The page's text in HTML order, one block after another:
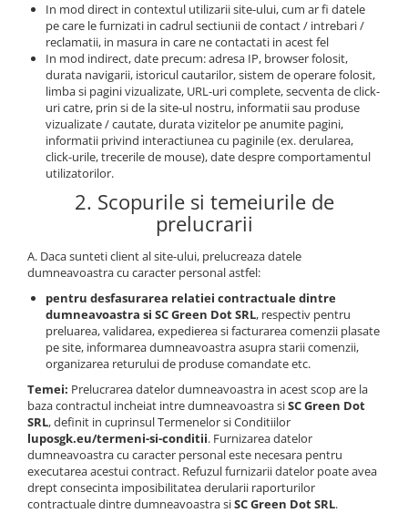
In mod direct in contextul utilizarii site-ului, cum ar fi datele
pe care le furnizati in cadrul sectiunii de contact / intrebari /
reclamatii, in masura in care ne contactati in acest fel
In mod indirect, date precum: adresa IP, browser folosit,
durata navigarii, istoricul cautarilor, sistem de operare folosit,
limba si pagini vizualizate, URL-uri complete, secventa de click-
uri catre, prin si de la site-ul nostru, informatii sau produse
vizualizate / cautate, durata vizitelor pe anumite pagini,
informatii privind interactiunea cu paginile (ex. derularea,
click-urile, trecerile de mouse), date despre comportamentul
utilizatorilor.
2. Scopurile si temeiurile de
prelucrarii
A. Daca sunteti client al site-ului, prelucreaza datele
dumneavoastra cu caracter personal astfel:
pentru desfasurarea relatiei contractuale dintre
dumneavoastra si SC Green Dot SRL, respectiv pentru
preluarea, validarea, expedierea si facturarea comenzii plasate
pe site, informarea dumneavoastra asupra starii comenzii,
organizarea returului de produse comandate etc.
Temei: Prelucrarea datelor dumneavoastra in acest scop are la
baza contractul incheiat intre dumneavoastra siSC Green Dot
SRL, definit in cuprinsul Termenelor si Conditiilor
luposgk.eu/termeni-si-conditii. Furnizarea datelor
dumneavoastra cu caracter personal este necesara pentru
executarea acestui contract. Refuzul furnizarii datelor poate avea
drept consecinta imposibilitatea derularii raporturilor
contractuale dintre dumneavoastra siSC Green Dot SRL.